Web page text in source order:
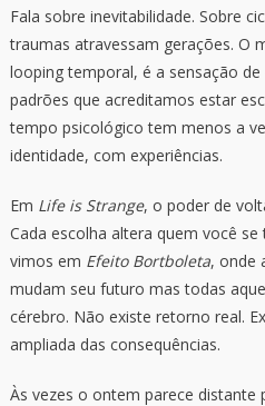
Fala sobre inevitabilidade. Sobre
traumas atravessam gerações. O
looping temporal, é a sensação
padrões que acreditamos estar
tempo psicológico tem menos a
identidade, com experiências.
Em Life is Strange, o poder de
Cada escolha altera quem você
vimos em Efeito Bortboleta, onde
mudam seu futuro mas todas
cérebro. Não existe retorno real.
ampliada das consequências.
Às vezes o ontem parece